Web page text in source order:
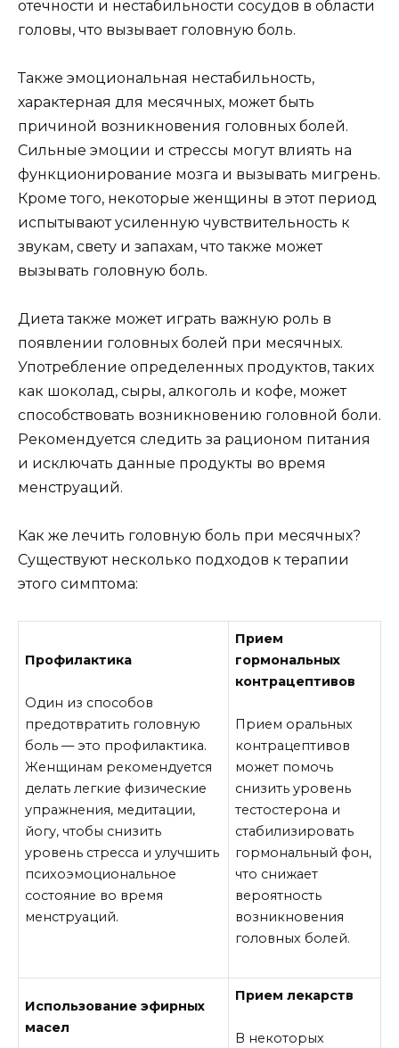
отечности и нестабильности сосудов в области
головы, что вызывает головную боль.
Также эмоциональная нестабильность,
характерная для месячных, может быть
причиной возникновения головных болей.
Сильные эмоции и стрессы могут влиять на
функционирование мозга и вызывать мигрень.
Кроме того, некоторые женщины в этот период
испытывают усиленную чувствительность к
звукам, свету и запахам, что также может
вызывать головную боль.
Диета также может играть важную роль в
появлении головных болей при месячных.
Употребление определенных продуктов, таких
как шоколад, сыры, алкоголь и кофе, может
способствовать возникновению головной боли.
Рекомендуется следить за рационом питания
и исключать данные продукты во время
менструаций.
Как же лечить головную боль при месячных?
Существуют несколько подходов к терапии
этого симптома:
Профилактика
Один из способов
предотвратить головную
боль — это профилактика.
Женщинам рекомендуется
делать легкие физические
упражнения, медитации,
йогу, чтобы снизить
уровень стресса и улучшить
психоэмоциональное
состояние во время
менструаций.
Прием
гормональных
контрацептивов
Прием оральных
контрацептивов
может помочь
снизить уровень
тестостерона и
стабилизировать
гормональный фон,
что снижает
вероятность
возникновения
головных болей.
Использование эфирных
масел
Прием лекарств
В некоторых